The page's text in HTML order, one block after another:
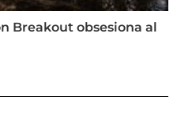
Breakout obsesiona al